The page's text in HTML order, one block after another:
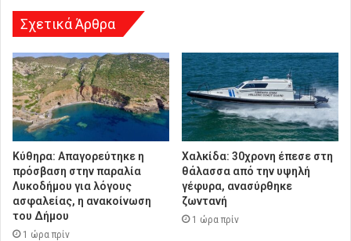
Σχετικά Άρθρα
Κύθηρα: Απαγορεύτηκε η
πρόσβαση στην παραλία
Λυκοδήμου για λόγους
ασφαλείας, η ανακοίνωση
του Δήμου
1 ώρα πρίν
Χαλκίδα: 30χρονη έπεσε στη
θάλασσα από την υψηλή
γέφυρα, ανασύρθηκε
ζωντανή
1 ώρα πρίν